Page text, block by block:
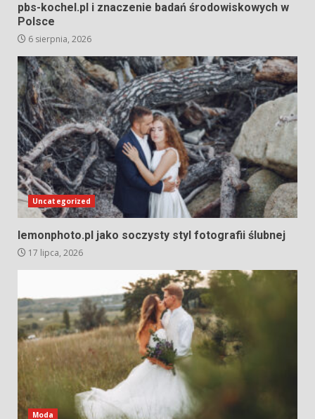
pbs-kochel.pl i znaczenie badań środowiskowych w
Polsce
6 sierpnia, 2026
Uncategorized
lemonphoto.pl jako soczysty styl fotografii ślubnej
17 lipca, 2026
Moda